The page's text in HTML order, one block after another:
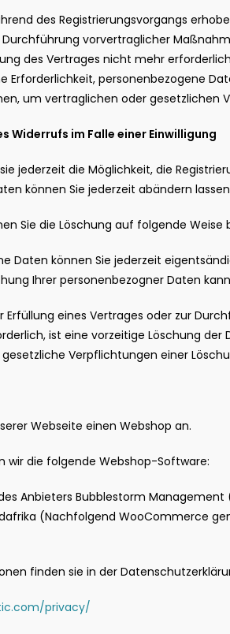
des Registrierungsvorgangs
vorvertraglicher
des Vertrages nicht mehr
Erforderlichkeit, personenbezogene
um vertraglichen oder gesetzlichen
Widerrufs im Falle einer Einwilligung
jederzeit die Möglichkeit, die
können Sie jederzeit abändern
Sie die Löschung auf folgende Weise
Daten können Sie jederzeit
Ihrer personenbezogner Daten
Erfüllung eines Vertrages oder zur
ist eine vorzeitige Löschung
Verpflichtungen einer
Webseite einen Webshop an.
wir die folgende Webshop-Software:
Anbieters Bubblestorm Management
(Nachfolgend WooCommerce
finden sie in der
privacy/